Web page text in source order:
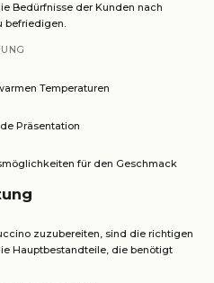
Bedürfnisse der Kunden nach
befriedigen.
Temperaturen
Präsentation
für den Geschmack
zuzubereiten, sind die richtigen
Hauptbestandteile, die benötigt